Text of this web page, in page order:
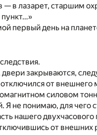
— в лазарет, старшим
первый день на
закрываются,
отключился от
силовом
Я не понимаю, для чего
нашего
от внешних